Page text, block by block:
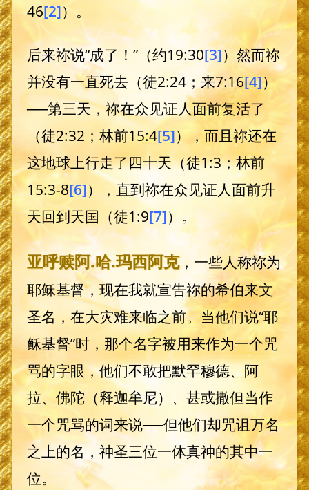
46[2]）。
后来祢说“成了！”（约19:30[3]）然而祢
并没有一直死去（徒2:24；来7:16[4]）
──第三天，祢在众见证人面前复活了
（徒2:32；林前15:4[5]），而且祢还在
这地球上行走了四十天（徒1:3；林前
15:3-8[6]），直到祢在众见证人面前升
天回到天国（徒1:9[7]）。
亚呼赎阿.哈.玛西阿克，一些人称祢为
耶稣基督，现在我就宣告祢的希伯来文
圣名，在大灾难来临之前。当他们说“耶
稣基督”时，那个名字被用来作为一个咒
骂的字眼，他们不敢把默罕穆德、阿
拉、佛陀（释迦牟尼）、甚或撒但当作
一个咒骂的词来说──但他们却咒诅万名
之上的名，神圣三位一体真神的其中一
位。